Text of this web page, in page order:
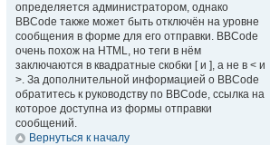
определяется администратором, однако
BBCode также может быть отключён на уровне
сообщения в форме для его отправки. BBCode
очень похож на HTML, но теги в нём
заключаются в квадратные скобки [ и ], а не в < и
>. За дополнительной информацией о BBCode
обратитесь к руководству по BBCode, ссылка на
которое доступна из формы отправки
сообщений.
Вернуться к началу